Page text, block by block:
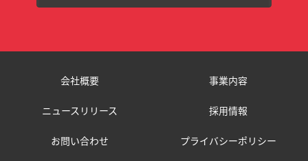
会社概要 事業内容
ニュースリリース 採用情報
お問い合わせ プライバシーポリシー